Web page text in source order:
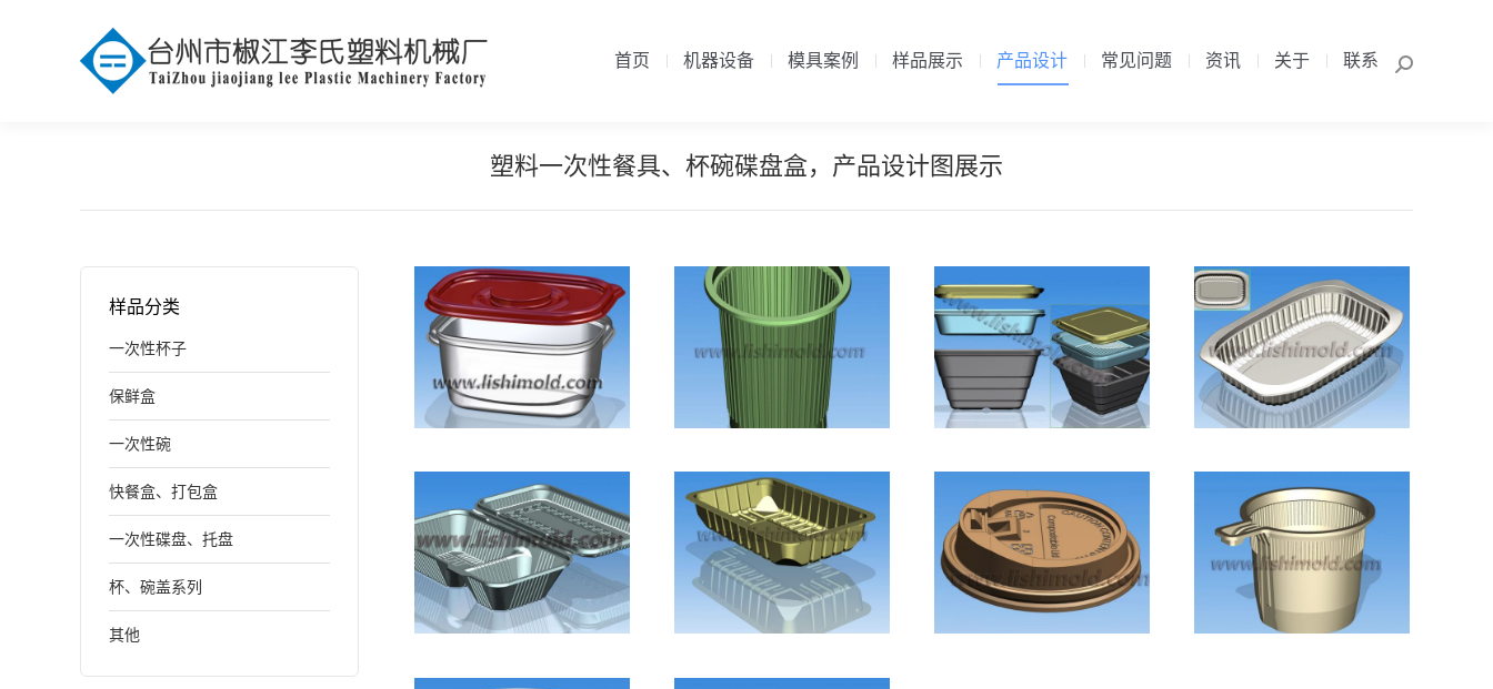
首页 机器设备 模具案例 样品展示 产品设计 常见问题 资讯 关于 联系 Search:
塑料一次性餐具、杯碗碟盘盒，产品设计图展示
长方形高档保鲜盒
Φ72口径一次性塑
料杯-加强筋
方形打包盒 有盖
子 组合3件套装
自热方便米饭 塑
料饭盒设计
一次性pp对折打
包盒，翻盖打包饭
盒
塑料一次性超市速
冻封口食品包装盒
奶茶杯盖子设计
图-PLA聚乳酸玉
米淀粉材质
一次性咖啡杯设计
样品分类
一次性杯子
保鲜盒
一次性碗
快餐盒、打包盒
一次性碟盘、托盘
杯、碗盖系列
其他